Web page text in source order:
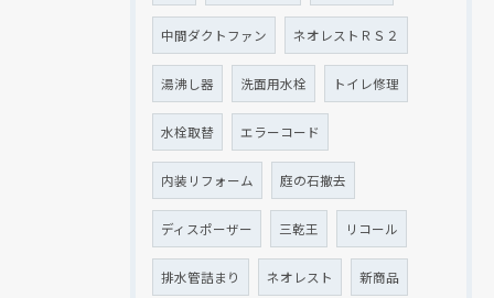
中間ダクトファン ネオレストＲＳ２
湯沸し器 洗面用水栓 トイレ修理
水栓取替 エラーコード
内装リフォーム 庭の石撤去
ディスポーザー 三乾王 リコール
排水管詰まり ネオレスト 新商品